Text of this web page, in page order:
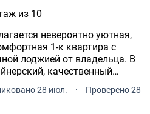
из 10
невероятно уютная,
1-к квартира с
лоджией от владельца. В
качественный
Каждый уголок
максимуму для
28 июл. ·
Проверено 28